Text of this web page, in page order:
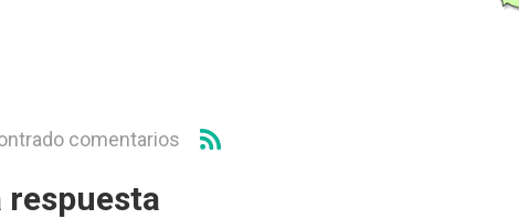
comentarios
respuesta